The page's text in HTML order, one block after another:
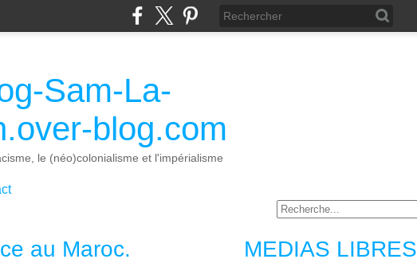
Sam-La-
blog.com
le (néo)colonialisme et l'impérialisme
au Maroc.
MEDIAS LIBRES